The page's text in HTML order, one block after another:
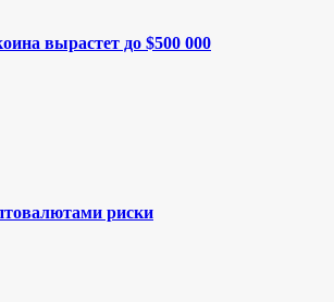
вырастет до $500 000
риски